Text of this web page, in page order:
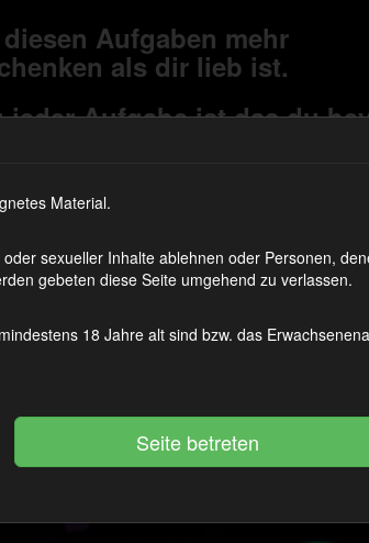
Aufgaben mehr
als dir lieb ist.
jeder Aufgabe ist das du
mal brav verschlossen
doch noch anders
findest du hier
ein Video! Folge
PRISON?!
Material.
sexueller Inhalte ablehnen oder Personen,
gebeten diese Seite umgehend zu verlassen.
18 Jahre alt sind bzw. das